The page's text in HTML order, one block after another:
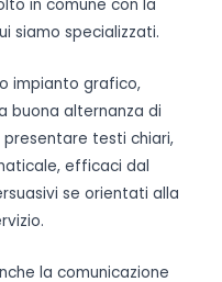
in comune con la
siamo specializzati.
impianto grafico,
buona alternanza di
testi chiari,
efficaci dal
se orientati alla
la comunicazione